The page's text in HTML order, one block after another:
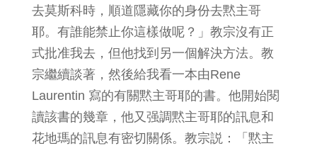
去莫斯科時，順道隱藏你的身份去黙主哥
耶。有誰能禁止你這樣做呢？」教宗沒有正
式批准我去，但他找到另一個解決方法。教
宗繼續談著，然後給我看一本由Rene
Laurentin 寫的有關黙主哥耶的書。他開始閱
讀該書的幾章，他又强調黙主哥耶的訊息和
花地瑪的訊息有密切關係。教宗説：「黙主